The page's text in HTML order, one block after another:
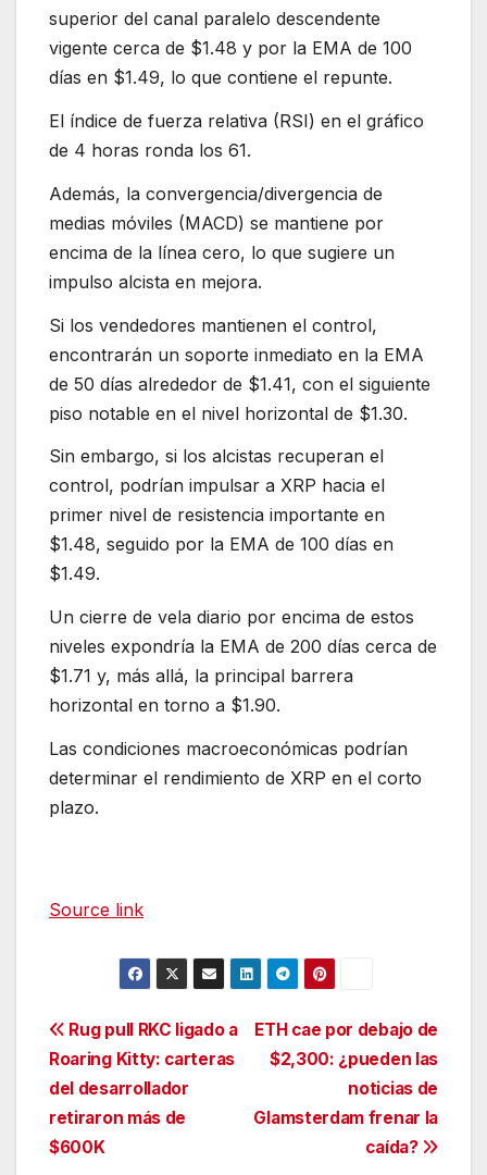
superior del canal paralelo descendente
vigente cerca de $1.48 y por la EMA de 100
días en $1.49, lo que contiene el repunte.
El índice de fuerza relativa (RSI) en el gráfico
de 4 horas ronda los 61.
Además, la convergencia/divergencia de
medias móviles (MACD) se mantiene por
encima de la línea cero, lo que sugiere un
impulso alcista en mejora.
Si los vendedores mantienen el control,
encontrarán un soporte inmediato en la EMA
de 50 días alrededor de $1.41, con el siguiente
piso notable en el nivel horizontal de $1.30.
Sin embargo, si los alcistas recuperan el
control, podrían impulsar a XRP hacia el
primer nivel de resistencia importante en
$1.48, seguido por la EMA de 100 días en
$1.49.
Un cierre de vela diario por encima de estos
niveles expondría la EMA de 200 días cerca de
$1.71 y, más allá, la principal barrera
horizontal en torno a $1.90.
Las condiciones macroeconómicas podrían
determinar el rendimiento de XRP en el corto
plazo.
Source link
Navegación
de
entradas
ETH cae por debajo de
$2,300: ¿pueden las
noticias de
Glamsterdam frenar la
caída?
Rug pull RKC ligado a
Roaring Kitty: carteras
del desarrollador
retiraron más de
$600K